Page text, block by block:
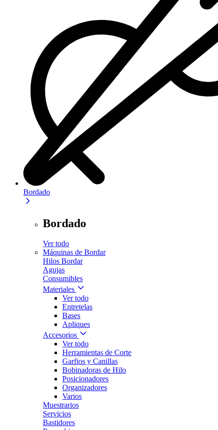
Bordado
Bordado
Ver todo
Máquinas de Bordar
Hilos Bordar
Agujas
Consumibles
Materiales
Ver todo
Entretelas
Bases
Apliques
Accesorios
Ver todo
Herramientas de Corte
Garfios y Canillas
Bobinadoras de Hilo
Posicionadores
Organizadores
Varios
Muestrarios
Servicios
Bastidores